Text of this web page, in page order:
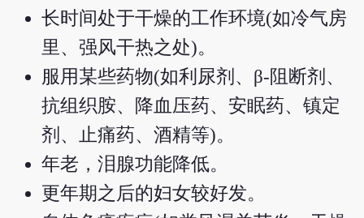
长时间处于干燥的工作环境(如冷气房
里、强风干热之处)。
服用某些药物(如利尿剂、β-阻断剂、
抗组织胺、降血压药、安眠药、镇定
剂、止痛药、酒精等)。
年老，泪腺功能降低。
更年期之后的妇女较好发。